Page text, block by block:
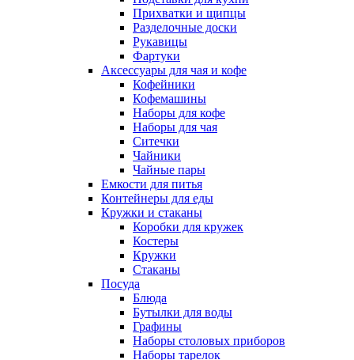
Прихватки и щипцы
Разделочные доски
Рукавицы
Фартуки
Аксессуары для чая и кофе
Кофейники
Кофемашины
Наборы для кофе
Наборы для чая
Ситечки
Чайники
Чайные пары
Емкости для питья
Контейнеры для еды
Кружки и стаканы
Коробки для кружек
Костеры
Кружки
Стаканы
Посуда
Блюда
Бутылки для воды
Графины
Наборы столовых приборов
Наборы тарелок